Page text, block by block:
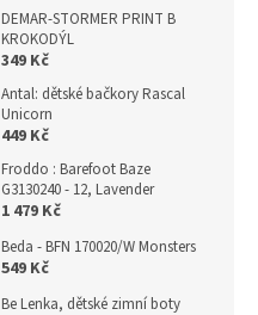
DEMAR-STORMER PRINT B
KROKODÝL
349 Kč
Antal: dětské bačkory Rascal
Unicorn
449 Kč
Froddo : Barefoot Baze
G3130240 - 12, Lavender
1 479 Kč
Beda - BFN 170020/W Monsters
549 Kč
Be Lenka, dětské zimní boty